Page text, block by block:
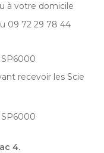
à votre domicile
09 72 29 78 44
recevoir les Scie
4.